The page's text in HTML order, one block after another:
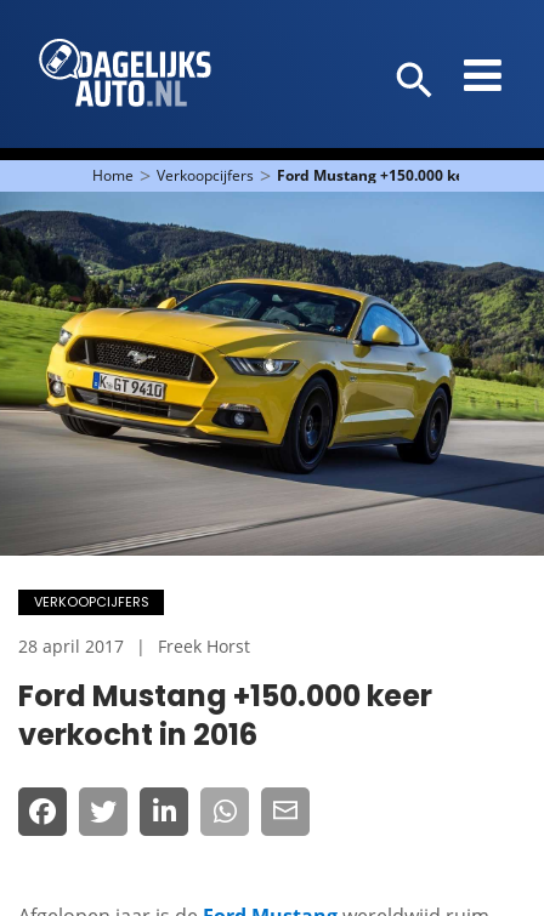
Home > Verkoopcijfers > Ford Mustang +150.000 keer
Ford Mustang +150.000 keer
verkocht in 2016
VERKOOPCIJFERS
28 april 2017 Freek Horst